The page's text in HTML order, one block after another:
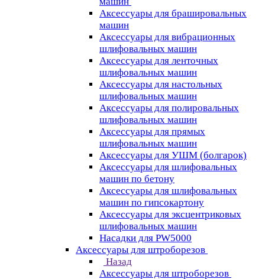
Аксессуары для брашировальных
машин
Аксессуары для вибрационных
шлифовальных машин
Аксессуары для ленточных
шлифовальных машин
Аксессуары для настольных
шлифовальных машин
Аксессуары для полировальных
шлифовальных машин
Аксессуары для прямых
шлифовальных машин
Аксессуары для УШМ (болгарок)
Аксессуары для шлифовальных
машин по бетону
Аксессуары для шлифовальных
машин по гипсокартону
Аксессуары для эксцентриковых
шлифовальных машин
Насадки для PW5000
Аксессуары для штроборезов
Назад
Аксессуары для штроборезов